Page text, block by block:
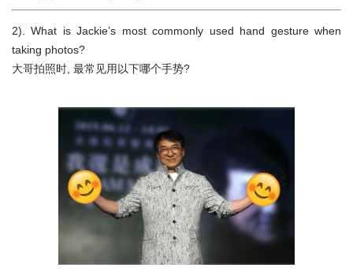
2). What is Jackie’s most commonly used hand gesture when
taking photos?
大哥拍照时, 最常见用以下哪个手势?